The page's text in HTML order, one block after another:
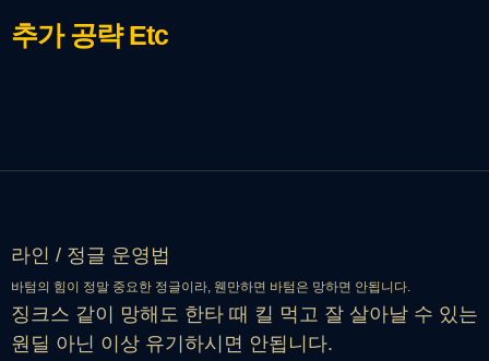
추가 공략Etc
라인 / 정글 운영법
바텀의 힘이 정말 중요한 정글이라, 웬만하면 바텀은 망하면 안됩니다.
징크스 같이 망해도 한타 때 킬 먹고 잘 살아날 수 있는
원딜 아닌 이상 유기하시면 안됩니다.